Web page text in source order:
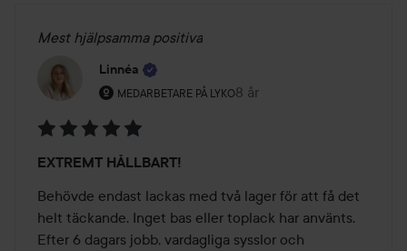
Mest hjälpsamma positiva
Linnéa
MEDARBETARE PÅ LYKO
Användarens roll: Medarbetare på Lyko.
8 år
Inlägget skapades 8 år
5
av
5
EXTREMT HÅLLBART!
Behövde endast lackas med två lager för att få det
helt täckande. Inget bas eller toplack har använts.
Efter 6 dagars jobb, vardagliga sysslor och